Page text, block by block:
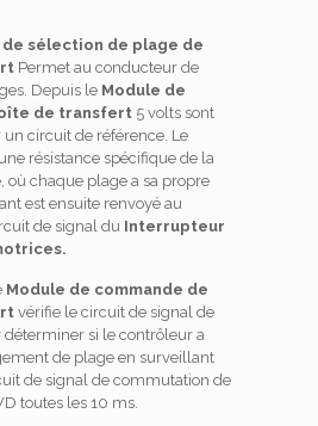
sélection de plage de
Permet au conducteur de
Depuis le Module de
de transfert5 volts sont
circuit de référence. Le
résistance spécifique de la
où chaque plage a sa propre
est ensuite renvoyé au
de signal du Interrupteur
Module de commande de
vérifie le circuit de signal de
si le contrôleur a
de plage en surveillant
de signal de commutation de
toutes les 10 ms.